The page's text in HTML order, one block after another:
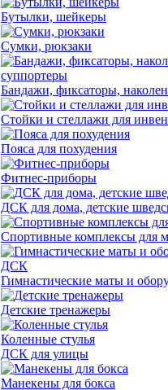
Бутылки, шейкеры
Сумки, рюкзаки
Бандажи, фиксаторы,
Стойки и стеллажи для
Пояса для похудения
Фитнес-приборы
ДСК для дома, детские
Спортивные комплексы для
Гимнастические маты и
Детские тренажеры
Коленные стулья
ДСК для улицы
Манекены для бокса